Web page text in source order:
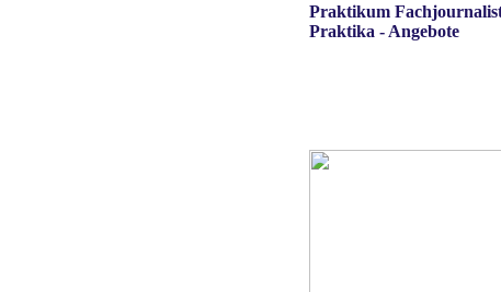
Praktikum
Praktika - Angebote